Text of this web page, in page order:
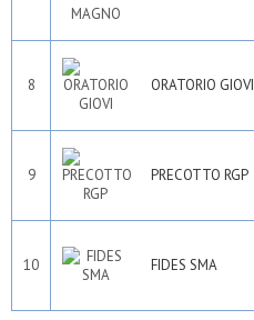
8 ORATORIO GIOVI
9 PRECOTTO RGP
10 FIDES SMA